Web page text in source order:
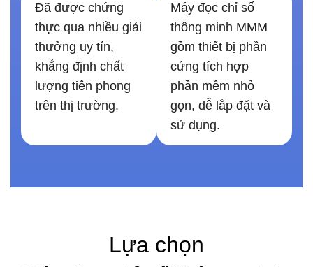
Đã được chứng
thực qua nhiều giải
thưởng uy tín,
khẳng định chất
lượng tiên phong
trên thị trường.
Máy đọc chỉ số
thông minh MMM
gồm thiết bị phần
cứng tích hợp
phần mềm nhỏ
gọn, dễ lắp đặt và
sử dụng.
Lựa chọn